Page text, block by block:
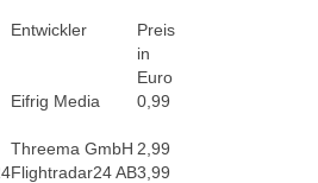
Entwickler
Preis
in
Euro
Eifrig Media 0,99
Threema GmbH 2,99
Flightradar24 AB3,99